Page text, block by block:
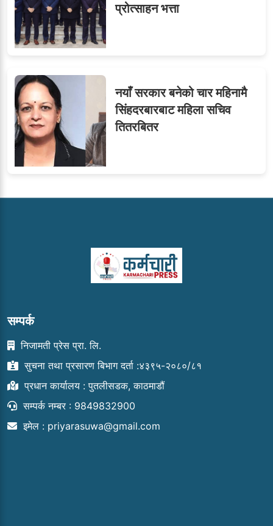
प्रोत्साहन भत्ता
नयाँ सरकार बनेको चार महिनामै
सिंहदरबारबाट महिला सचिव
तितरबितर
सम्पर्क
निजामती प्रेस प्रा. लि.
सुचना तथा प्रसारण बिभाग दर्ता :४३९५-२०८०/८१
प्रधान कार्यालय : पुतलीसडक, काठमाडौं
सम्पर्क नम्बर : 9849832900
इमेल : priyarasuwa@gmail.com